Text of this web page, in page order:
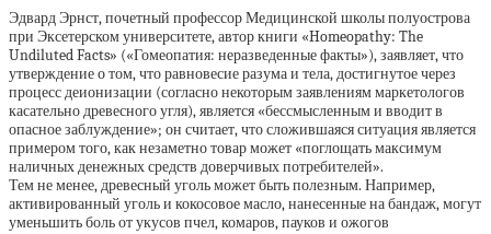
Эдвард Эрнст, почетный профессор Медицинской школы полуострова
при Эксетерском университете, автор книги «Homeopathy: The
Undiluted Facts» («Гомеопатия: неразведенные факты»), заявляет, что
утверждение о том, что равновесие разума и тела, достигнутое через
процесс деионизации (согласно некоторым заявлениям маркетологов
касательно древесного угля), является «бессмысленным и вводит в
опасное заблуждение»; он считает, что сложившаяся ситуация является
примером того, как незаметно товар может «поглощать максимум
наличных денежных средств доверчивых потребителей».
Тем не менее, древесный уголь может быть полезным. Например,
активированный уголь и кокосовое масло, нанесенные на бандаж, могут
уменьшить боль от укусов пчел, комаров, пауков и ожогов